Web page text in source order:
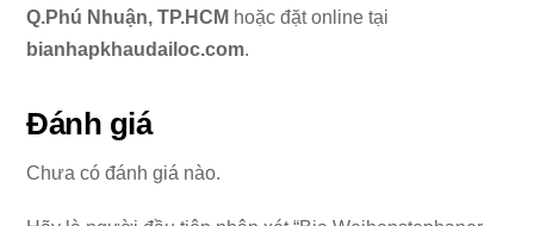
Q.Phú Nhuận, TP.HCM hoặc đặt online tại
bianhapkhaudailoc.com.
Đánh giá
Chưa có đánh giá nào.